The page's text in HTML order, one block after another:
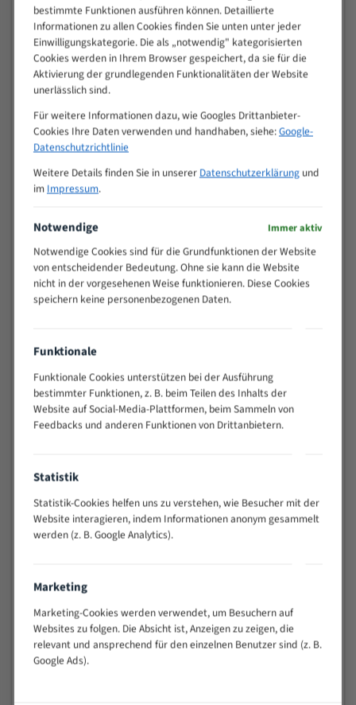
50
80
> 100
VOLLMATERIAL
M (mm)
Zähne pro
Zoll (ZpZ))
>
10/14
15 - 40
8/12
25 - 50
35 - 70
80 - 180
3/4
130 -
350
2/3
200 -
> 500
0,75/1,25
Vorteile:
Widerstandsfähig gegen Zahnbruch auch bei
schwierigen Werkstücken (Materialmischung,
wechselnde Verbindungslängen)
Sehr geringe Vibration
Technische Beschreibung:
Positiver Spanwinkel
Bandkörper aus hochlegiertem Federstahl
bestimmte Funktionen ausführen können. Detaillierte
Informationen zu allen Cookies finden Sie unten unter jeder
Einwilligungskategorie. Die als „notwendig" kategorisierten
Cookies werden in Ihrem Browser gespeichert, da sie für die
Aktivierung der grundlegenden Funktionalitäten der Website
unerlässlich sind.
Für weitere Informationen dazu, wie Googles Drittanbieter-
Cookies Ihre Daten verwenden und handhaben, siehe:Google-
Datenschutzrichtlinie
Weitere Details finden Sie in unserer Datenschutzerklärungund
im Impressum.
Notwendige Immer aktiv
Notwendige Cookies sind für die Grundfunktionen der Website
von entscheidender Bedeutung. Ohne sie kann die Website
nicht in der vorgesehenen Weise funktionieren. Diese Cookies
speichern keine personenbezogenen Daten.
Funktionale
Funktionale Cookies unterstützen bei der Ausführung
bestimmter Funktionen, z. B. beim Teilen des Inhalts der
Website auf Social-Media-Plattformen, beim Sammeln von
Feedbacks und anderen Funktionen von Drittanbietern.
Statistik
Statistik-Cookies helfen uns zu verstehen, wie Besucher mit der
Website interagieren, indem Informationen anonym gesammelt
werden (z. B. Google Analytics).
Marketing
Marketing-Cookies werden verwendet, um Besuchern auf
Websites zu folgen. Die Absicht ist, Anzeigen zu zeigen, die
relevant und ansprechend für den einzelnen Benutzer sind (z. B.
Google Ads).